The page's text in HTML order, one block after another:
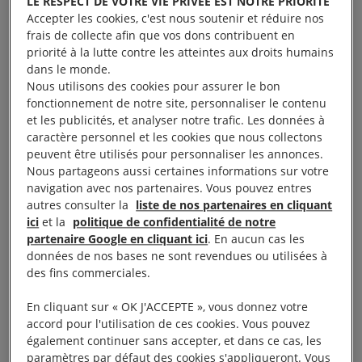
Aujourd’hui, alors que le procès s’est ouvert le 10
janvier dernier, la charge « d’espionnage » a été
annulée. Mais nous restons mobilisés. Retour sur
une histoire emblématique de la criminalisation de
l’aide humanitaire en Europe.
Qui sont Sarah et Seán ?
Sarah
Sarah, originaire de Syrie, est arrivée à
Lesbos en 2015 en tant que réfugiée.
Lorsque le moteur du bateau sur lequel elle
se trouvait est tombé en panne, Sarah et sa
sœur Yusra ont sauvé 18 passagers en tirant
Accepter les cookies, c'est nous soutenir et réduire nos
frais de collecte afin que vos dons contribuent en
priorité à la lutte contre les atteintes aux droits humains
dans le monde.
Nous utilisons des cookies pour assurer le bon
fonctionnement de notre site, personnaliser le contenu
et les publicités, et analyser notre trafic. Les données à
caractère personnel et les cookies que nous collectons
peuvent être utilisés pour personnaliser les annonces.
Nous partageons aussi certaines informations sur votre
navigation avec nos partenaires. Vous pouvez entres
autres consulter la liste de nos partenaires en cliquant
ici et la politique de confidentialité de notre
partenaire Google en cliquant ici. En aucun cas les
données de nos bases ne sont revendues ou utilisées à
des fins commerciales.
En cliquant sur « OK J'ACCEPTE », vous donnez votre
accord pour l'utilisation de ces cookies. Vous pouvez
également continuer sans accepter, et dans ce cas, les
paramètres par défaut des cookies s'appliqueront. Vous